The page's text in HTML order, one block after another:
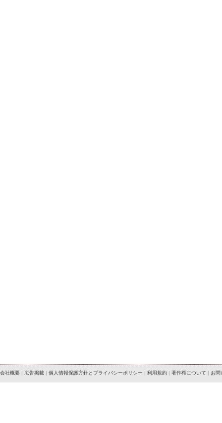
会社概要 | 広告掲載 | 個人情報保護方針とプライバシーポリシー | 利用規約 | 著作権について | お問